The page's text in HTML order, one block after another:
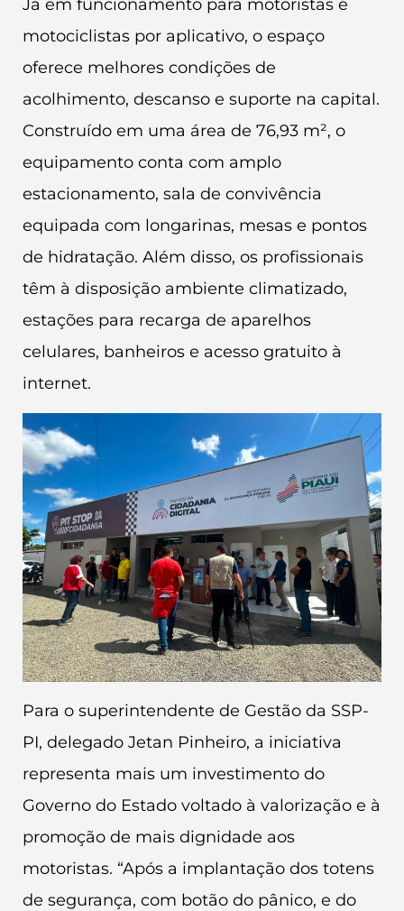
Já em funcionamento para motoristas e
motociclistas por aplicativo, o espaço
oferece melhores condições de
acolhimento, descanso e suporte na capital.
Construído em uma área de 76,93 m², o
equipamento conta com amplo
estacionamento, sala de convivência
equipada com longarinas, mesas e pontos
de hidratação. Além disso, os profissionais
têm à disposição ambiente climatizado,
estações para recarga de aparelhos
celulares, banheiros e acesso gratuito à
internet.
Para o superintendente de Gestão da SSP-
PI, delegado Jetan Pinheiro, a iniciativa
representa mais um investimento do
Governo do Estado voltado à valorização e à
promoção de mais dignidade aos
motoristas. “Após a implantação dos totens
de segurança, com botão do pânico, e do